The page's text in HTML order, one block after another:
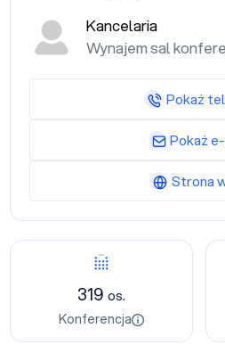
319 os.
Konferencja
Kancelaria
Wynajem sal
Pokaż
Pokaż
Strona